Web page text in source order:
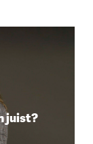
juist?